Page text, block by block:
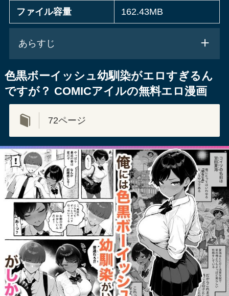
ファイル容量 162.43MB
あらすじ
色黒ボーイッシュ幼馴染がエロすぎるん
ですが？ COMICアイルの無料エロ漫画
72ページ